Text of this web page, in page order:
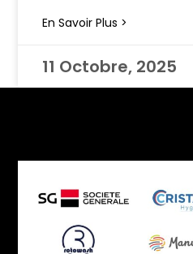
En Savoir Plus >
11 Octobre, 2025